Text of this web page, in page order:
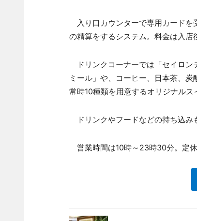
入り口カウンターで専用カードを
の精算をするシステム。料金は入店
ドリンクコーナーでは「セイロン
ミール」や、コーヒー、日本茶、
常時10種類を用意するオリジナルス
ドリンクやフードなどの持ち込み
営業時間は10時～23時30分。定休